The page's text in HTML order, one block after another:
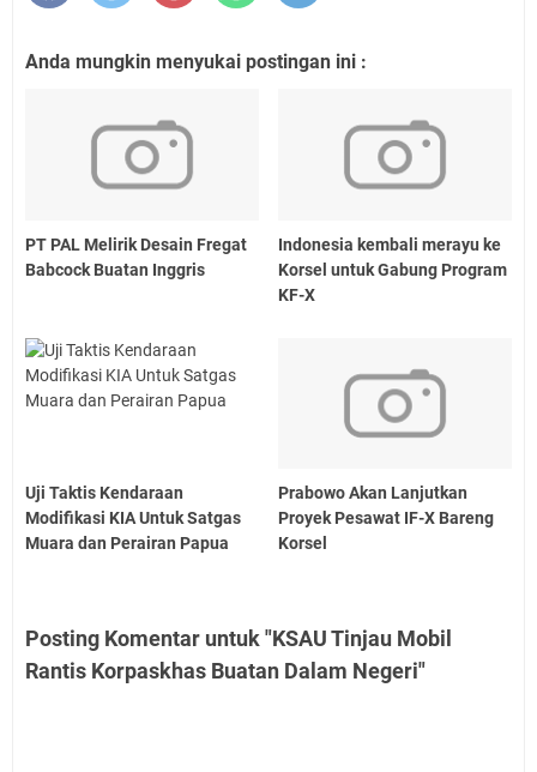
Anda mungkin menyukai postingan ini :
PT PAL Melirik Desain Fregat
Babcock Buatan Inggris
Indonesia kembali merayu ke
Korsel untuk Gabung Program
KF-X
Uji Taktis Kendaraan
Modifikasi KIA Untuk Satgas
Muara dan Perairan Papua
Prabowo Akan Lanjutkan
Proyek Pesawat IF-X Bareng
Korsel
Posting Komentar untuk "KSAU Tinjau Mobil
Rantis Korpaskhas Buatan Dalam Negeri"